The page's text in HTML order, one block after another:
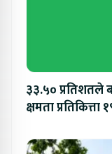
३३.५० प्रतिशतले
क्षमता